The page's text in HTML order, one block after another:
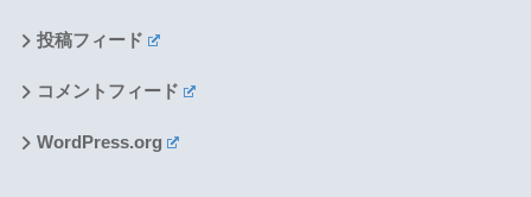
投稿フィード
コメントフィード
WordPress.org